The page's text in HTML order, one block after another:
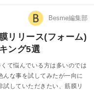
Besme編集部
リリース(フォーム)
ング5選
て悩んでいる方は多いのでは
んな事を試してみたが一向に
していただきたい、筋膜リ